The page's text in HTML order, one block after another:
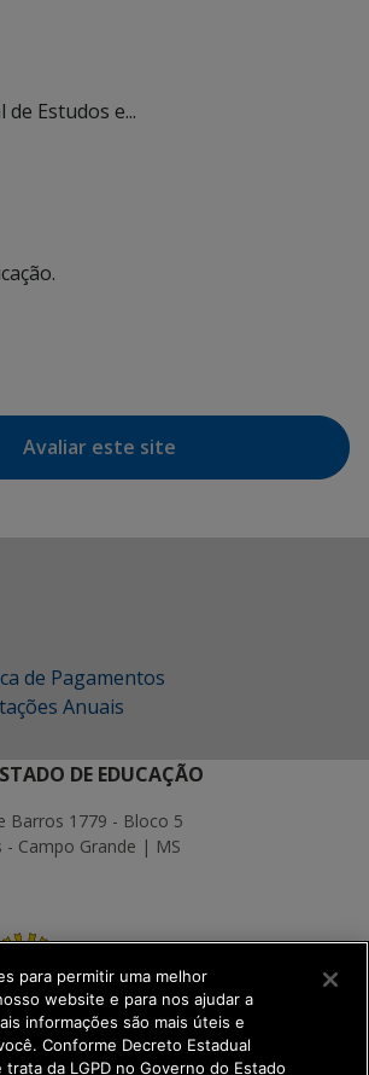
Estudos e...
Avaliar este site
de Pagamentos
Anuais
DE EDUCAÇÃO
Barros 1779 - Bloco 5
- Campo Grande | MS
para permitir uma melhor
website e para nos ajudar a
informações são mais úteis e
Conforme Decreto Estadual
da LGPD no Governo do Estado